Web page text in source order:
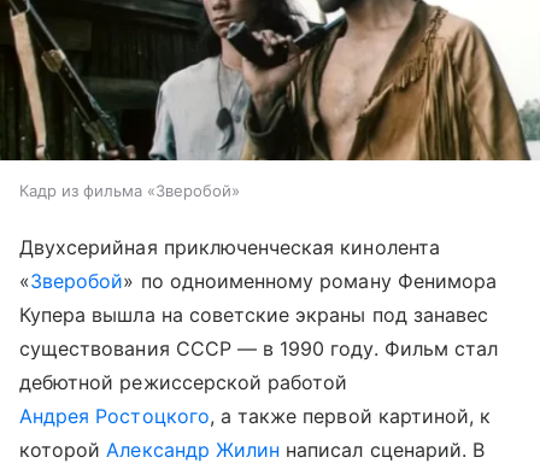
Кадр из фильма «Зверобой»
Двухсерийная приключенческая кинолента
«Зверобой» по одноименному роману Фенимора
Купера вышла на советские экраны под занавес
существования СССР — в 1990 году. Фильм стал
дебютной режиссерской работой
Андрея Ростоцкого, а также первой картиной, к
которой Александр Жилин написал сценарий. В